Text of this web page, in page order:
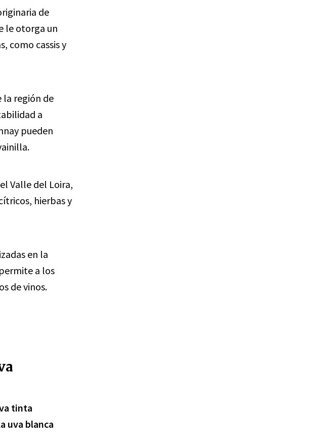
de
le otorga un
como cassis y
la región de
a
pueden
Valle del Loira,
hierbas y
en la
a los
de vinos.
tinta
uva blanca